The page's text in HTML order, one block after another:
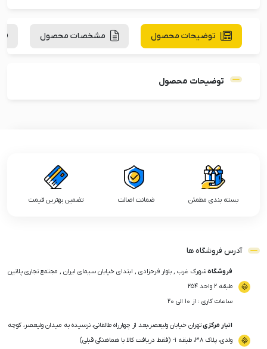
توضیحات محصول مشخصات محصول
توضیحات محصول
بسته بندی مطمئن ضمانت اصالت تضمین بهترین قیمت
آدرس فروشگاه ها
فروشگاهشهرک غرب , بلوار فرحزادی , ابتدای خیابان سیمای ایران , مجتمع تجاری پلاتین
طبقه ۲ واحد ۲۵۴
ساعات کاری : از ۱۰ الی ۲۰
انبار مرکزیتهران خیابان ولیعصر،بعد از چهارراه طالقانی، نرسیده به میدان ولیعصر، کوچه
ولدی، پلاک ۳۸، طبقه ۱- (فقط دریافت کالا با هماهنگی قبلی)